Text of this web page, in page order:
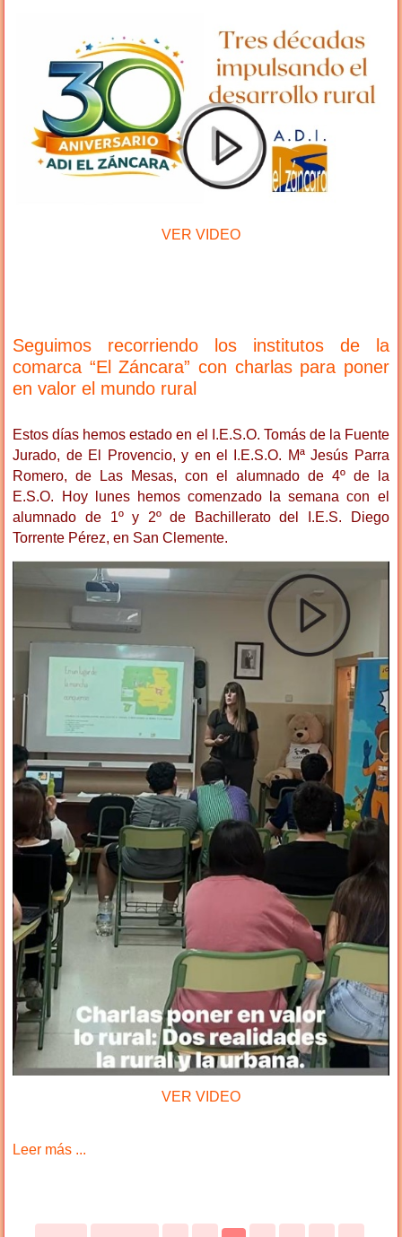
VER VIDEO
Seguimos recorriendo los institutos de la
comarca “El Záncara” con charlas para poner
en valor el mundo rural
Estos días hemos estado en el I.E.S.O. Tomás de la Fuente
Jurado, de El Provencio, y en el I.E.S.O. Mª Jesús Parra
Romero, de Las Mesas, con el alumnado de 4º de la
E.S.O. Hoy lunes hemos comenzado la semana con el
alumnado de 1º y 2º de Bachillerato del I.E.S. Diego
Torrente Pérez, en San Clemente.
VER VIDEO
Leer más ...